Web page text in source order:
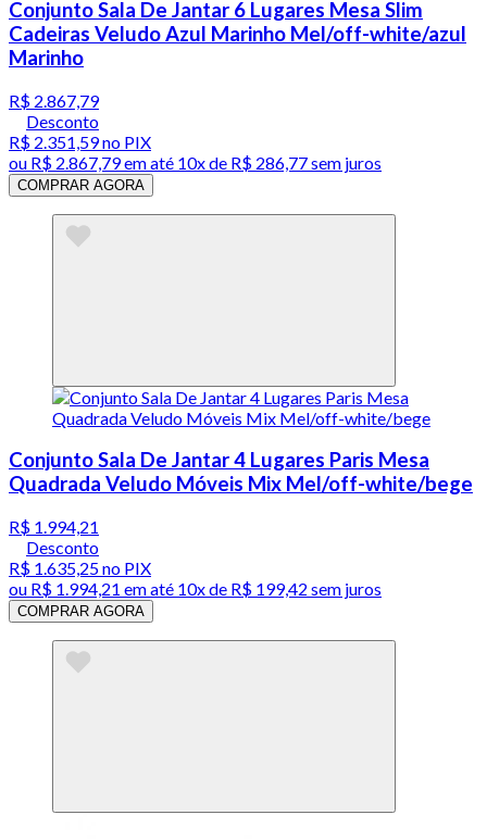
Conjunto Sala De Jantar 6 Lugares Mesa Slim
Cadeiras Veludo Azul Marinho Mel/off-white/azul
Marinho
R$ 2.867,79
Desconto
R$ 2.351,59no PIX
ou R$ 2.867,79em até 10x de R$ 286,77 sem juros
COMPRAR AGORA
Conjunto Sala De Jantar 4 Lugares Paris Mesa
Quadrada Veludo Móveis Mix Mel/off-white/bege
R$ 1.994,21
Desconto
R$ 1.635,25no PIX
ou R$ 1.994,21 em até 10x de R$ 199,42 sem juros
COMPRAR AGORA